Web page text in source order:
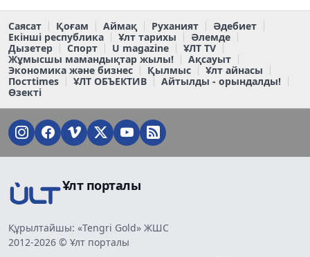
Саясат Қоғам Аймақ Руханият
Әдебиет
Екінші республика
Ұлт тарихы
Әлемде
Дызетер
Спорт U magazine
ҰЛТ TV
Жұмысшы мамандықтар жылы!
Ақсауыт
Экономика және бизнес
Қылмыс
Ұлт айнасы
Постtimes
ҰЛТ ОБЪЕКТИВ
Айтылды - орындалды!
Өзекті
Ұлт порталы
Құрылтайшы: «Tengri Gold» ЖШС
2012-2026 © Ұлт порталы